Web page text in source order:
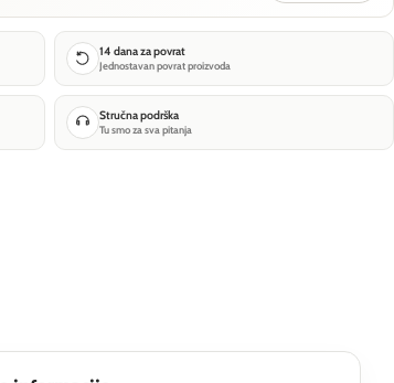
14 dana za povrat
Jednostavan povrat proizvoda
Stručna podrška
Tu smo za sva pitanja